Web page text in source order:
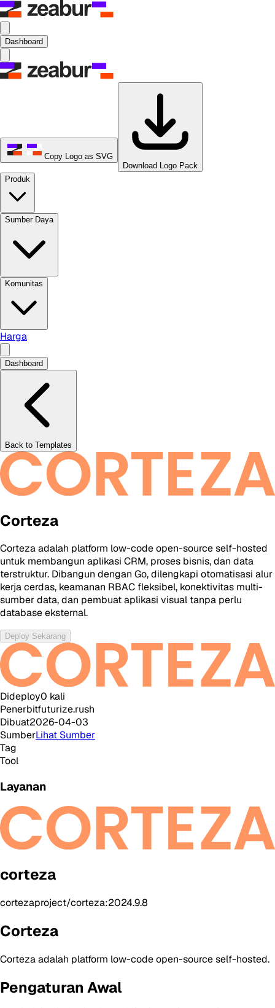
Dashboard
Copy Logo as SVG
Download Logo Pack
Produk
Sumber Daya
Komunitas
Harga
Dashboard
Back to Templates
Corteza
Corteza adalah platform low-code open-source self-hosted
untuk membangun aplikasi CRM, proses bisnis, dan data
terstruktur. Dibangun dengan Go, dilengkapi otomatisasi alur
kerja cerdas, keamanan RBAC fleksibel, konektivitas multi-
sumber data, dan pembuat aplikasi visual tanpa perlu
database eksternal.
Deploy Sekarang
Dideploy0 kali
Penerbitfuturize.rush
Dibuat2026-04-03
SumberLihat Sumber
Tag
Tool
Layanan
corteza
cortezaproject/corteza:2024.9.8
Corteza
Corteza adalah platform low-code open-source self-hosted.
Pengaturan Awal